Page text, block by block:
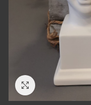
Click to enlarge